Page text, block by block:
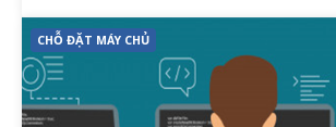
CHỖ ĐẶT MÁY CHỦ